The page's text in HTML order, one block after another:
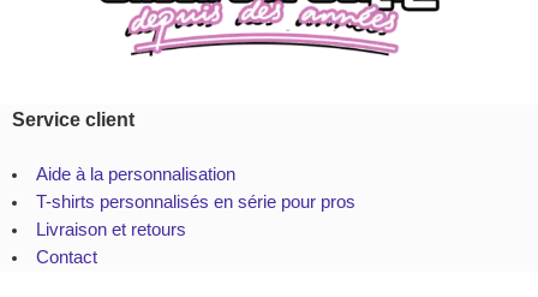
Service client
Aide à la personnalisation
T-shirts personnalisés en série pour pros
Livraison et retours
Contact